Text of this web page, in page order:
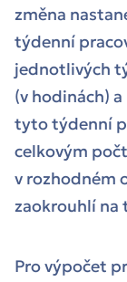
změna
týdenní
jednotlivých
(v hodinách)
tyto týdenní
celkovým
v rozhodném
zaokrouhlí na
Pro výpočet